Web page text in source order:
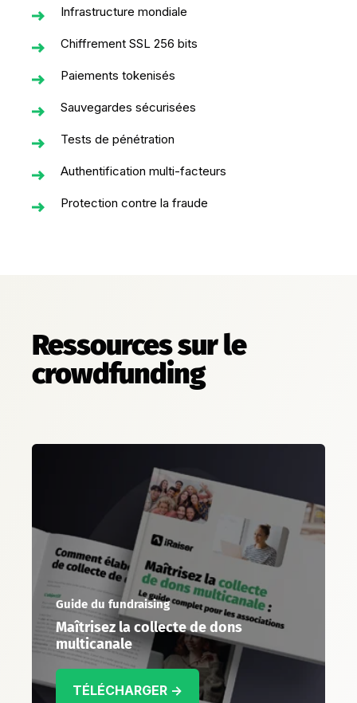
Infrastructure mondiale
Chiffrement SSL 256 bits
Paiements tokenisés
Sauvegardes sécurisées
Tests de pénétration
Authentification multi-facteurs
Protection contre la fraude
Ressources sur le
crowdfunding
Guide du fundraising
Maîtrisez la collecte de dons
multicanale
TÉLÉCHARGER →